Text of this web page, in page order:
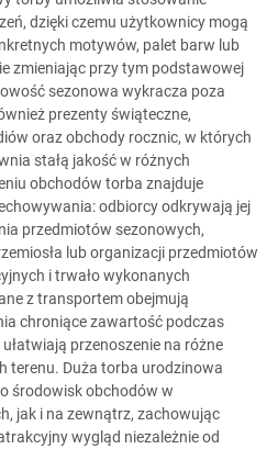
dzięki czemu użytkownicy mogą
motywów, palet barw lub
zmieniając przy tym podstawowej
sezonowa wykracza poza
prezenty świąteczne,
oraz obchody rocznic, w których
stałą jakość w różnych
obchodów torba znajduje
odbiorcy odkrywają jej
przedmiotów sezonowych,
lub organizacji przedmiotów
i trwało wykonanych
z transportem obejmują
chroniące zawartość podczas
przenoszenie na różne
terenu. Duża torba urodzinowa
środowisk obchodów w
jak i na zewnątrz, zachowując
wygląd niezależnie od